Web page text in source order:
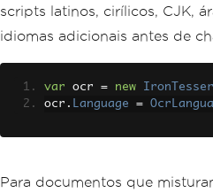
scripts latinos, cirílicos, CJK,
idiomas adicionais antes de
var ocr = new
ocr . Language =
Para documentos que